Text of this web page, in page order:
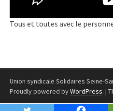
Tous et toutes avec le
Union syndicale Solidaires Seine-
Proudly powered byWordPress. |